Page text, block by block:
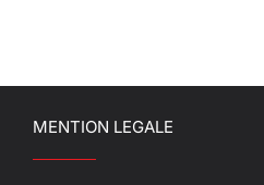
MENTION LEGALE